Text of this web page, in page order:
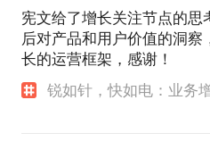
宪文给了增长关注节点的思
后对产品和用户价值的洞察
长的运营框架，感谢！
锐如针，快如电：业务